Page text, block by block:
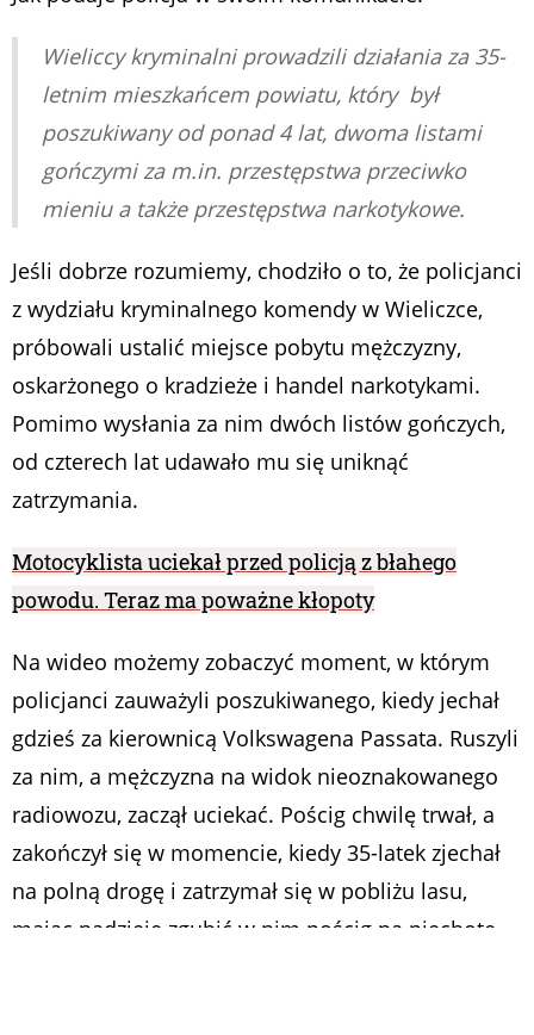
Wieliccy kryminalni prowadzili działania za 35-
letnim mieszkańcem powiatu, który był
poszukiwany od ponad 4 lat, dwoma listami
gończymi za m.in. przestępstwa przeciwko
mieniu a także przestępstwa narkotykowe.
Jeśli dobrze rozumiemy, chodziło o to, że policjanci
z wydziału kryminalnego komendy w Wieliczce,
próbowali ustalić miejsce pobytu mężczyzny,
oskarżonego o kradzieże i handel narkotykami.
Pomimo wysłania za nim dwóch listów gończych,
od czterech lat udawało mu się uniknąć
zatrzymania.
Motocyklista uciekał przed policją z błahego
powodu. Teraz ma poważne kłopoty
Na wideo możemy zobaczyć moment, w którym
policjanci zauważyli poszukiwanego, kiedy jechał
gdzieś za kierownicą Volkswagena Passata. Ruszyli
za nim, a mężczyzna na widok nieoznakowanego
radiowozu, zaczął uciekać. Pościg chwilę trwał, a
zakończył się w momencie, kiedy 35-latek zjechał
na polną drogę i zatrzymał się w pobliżu lasu,
mając nadzieję zgubić w nim pościg na piechotę.